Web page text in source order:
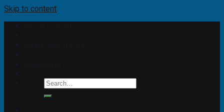
Skip to content